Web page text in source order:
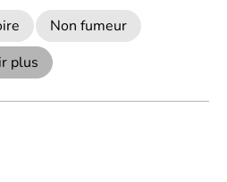
Non fumeur
plus